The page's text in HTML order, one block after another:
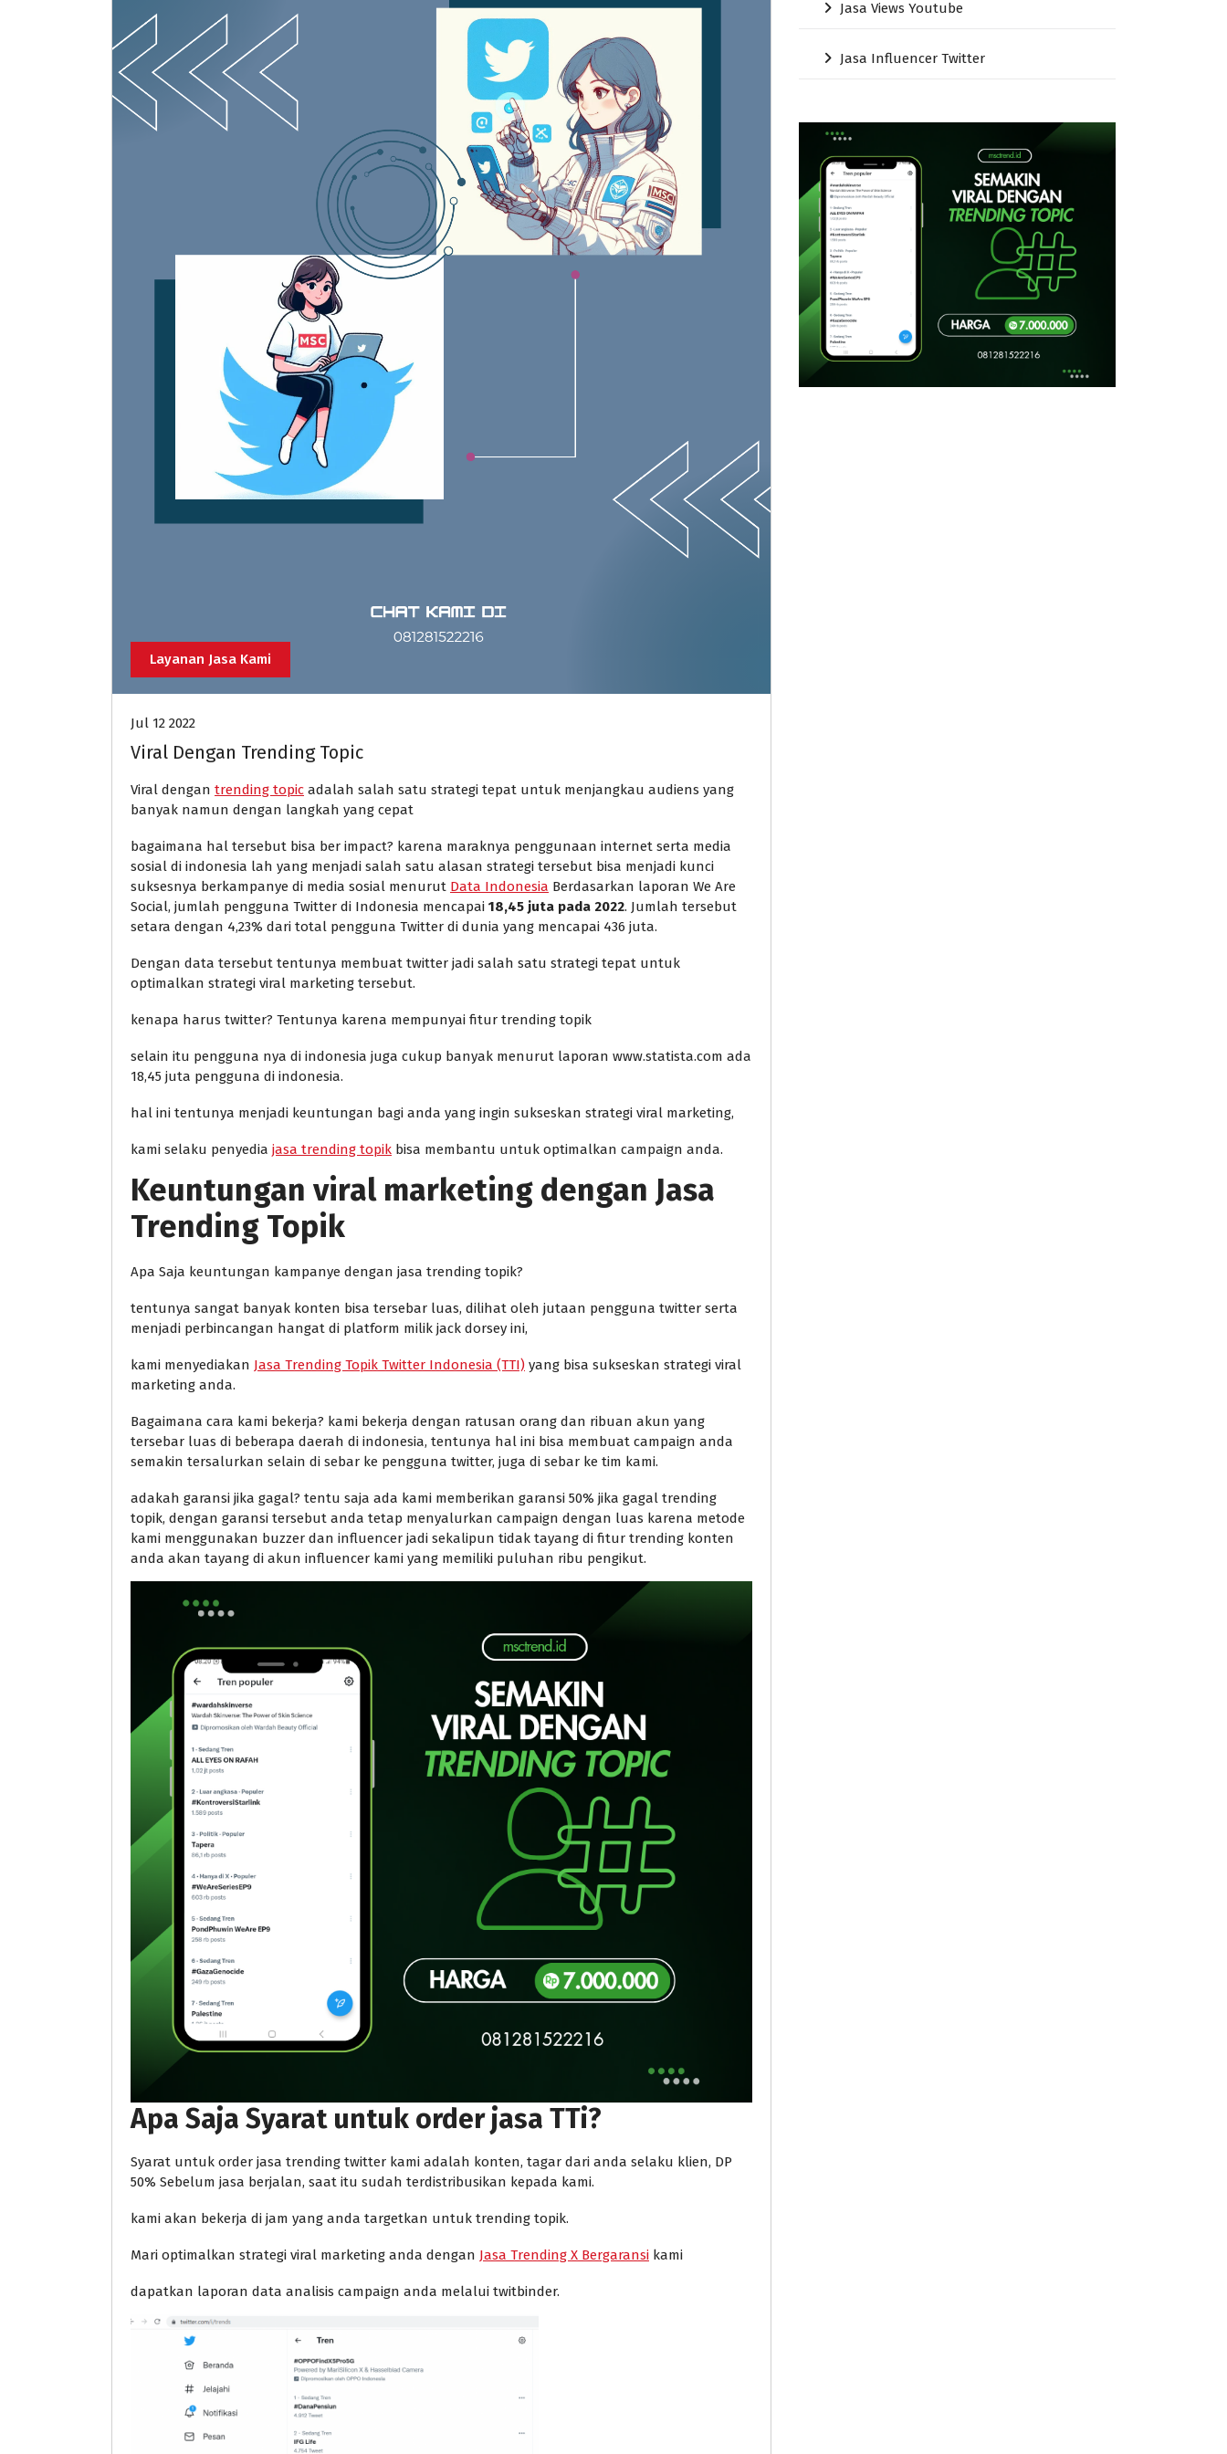
Layanan Jasa Kami
Jul 12 2022
Viral Dengan Trending Topic
Viral dengan trending topic adalah salah satu strategi tepat untuk menjangkau audiens yang
banyak namun dengan langkah yang cepat
bagaimana hal tersebut bisa ber impact? karena maraknya penggunaan internet serta media
sosial di indonesia lah yang menjadi salah satu alasan strategi tersebut bisa menjadi kunci
suksesnya berkampanye di media sosial menurut Data Indonesia Berdasarkan laporan We Are
Social, jumlah pengguna Twitter di Indonesia mencapai 18,45 juta pada 2022. Jumlah tersebut
setara dengan 4,23% dari total pengguna Twitter di dunia yang mencapai 436 juta.
Dengan data tersebut tentunya membuat twitter jadi salah satu strategi tepat untuk
optimalkan strategi viral marketing tersebut.
kenapa harus twitter? Tentunya karena mempunyai fitur trending topik
selain itu pengguna nya di indonesia juga cukup banyak menurut laporan www.statista.com ada
18,45 juta pengguna di indonesia.
hal ini tentunya menjadi keuntungan bagi anda yang ingin sukseskan strategi viral marketing,
kami selaku penyedia jasa trending topik bisa membantu untuk optimalkan campaign anda.
Keuntungan viral marketing dengan Jasa
Trending Topik
Apa Saja keuntungan kampanye dengan jasa trending topik?
tentunya sangat banyak konten bisa tersebar luas, dilihat oleh jutaan pengguna twitter serta
menjadi perbincangan hangat di platform milik jack dorsey ini,
kami menyediakan Jasa Trending Topik Twitter Indonesia (TTI) yang bisa sukseskan strategi viral
marketing anda.
Bagaimana cara kami bekerja? kami bekerja dengan ratusan orang dan ribuan akun yang
tersebar luas di beberapa daerah di indonesia, tentunya hal ini bisa membuat campaign anda
semakin tersalurkan selain di sebar ke pengguna twitter, juga di sebar ke tim kami.
adakah garansi jika gagal? tentu saja ada kami memberikan garansi 50% jika gagal trending
topik, dengan garansi tersebut anda tetap menyalurkan campaign dengan luas karena metode
kami menggunakan buzzer dan influencer jadi sekalipun tidak tayang di fitur trending konten
anda akan tayang di akun influencer kami yang memiliki puluhan ribu pengikut.
Apa Saja Syarat untuk order jasa TTi?
Syarat untuk order jasa trending twitter kami adalah konten, tagar dari anda selaku klien, DP
50% Sebelum jasa berjalan, saat itu sudah terdistribusikan kepada kami.
kami akan bekerja di jam yang anda targetkan untuk trending topik.
Mari optimalkan strategi viral marketing anda dengan Jasa Trending X Bergaransi kami
dapatkan laporan data analisis campaign anda melalui twitbinder.
Jasa Views Youtube
Jasa Influencer Twitter